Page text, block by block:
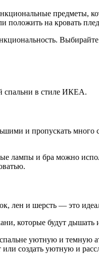
предметы,
положить на кровать
спальни в стиле ИКЕА.
и пропускать много
лампы и бра можно
и шерсть — это
которые будут дышать
уютную и темную
создать уютную и